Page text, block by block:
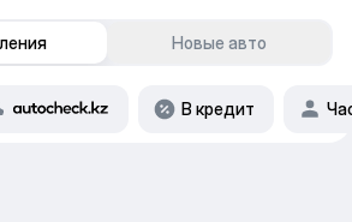
Новые авто
В кредит